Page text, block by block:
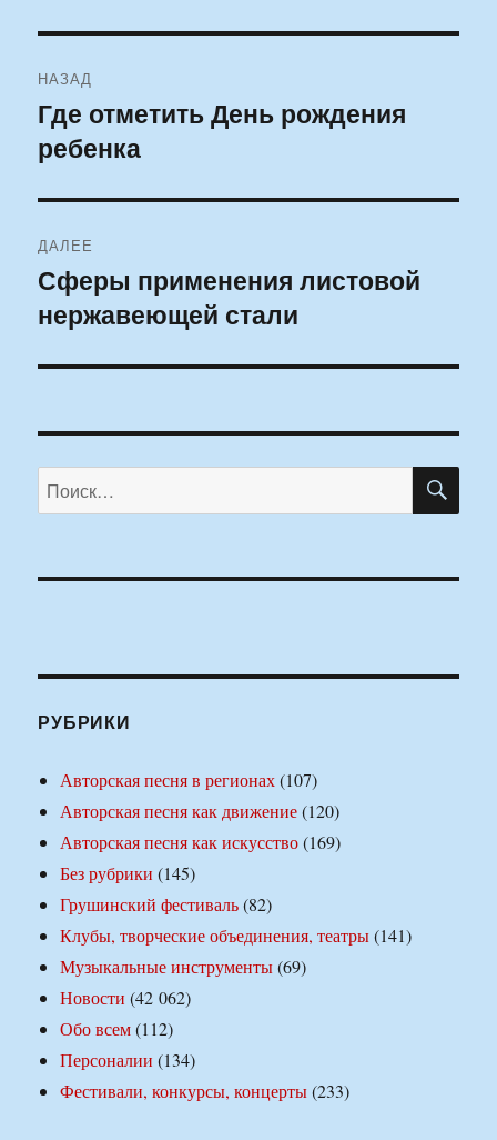
по
записям
НАЗАД
Предыдущая
запись:
Где отметить День рождения
ребенка
ДАЛЕЕ
Следующая
запись:
Сферы применения листовой
нержавеющей стали
Искать:
РУБРИКИ
Авторская песня в регионах(107)
Авторская песня как движение(120)
Авторская песня как искусство(169)
Без рубрики (145)
Грушинский фестиваль(82)
Клубы, творческие объединения, театры(141)
Музыкальные инструменты(69)
Новости (42 062)
Обо всем(112)
Персоналии (134)
Фестивали, конкурсы, концерты(233)